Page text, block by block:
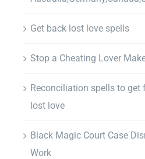
Get back lost love spells
Stop a Cheating Lover
Reconciliation spells to get
lost love
Black Magic Court Case
Work